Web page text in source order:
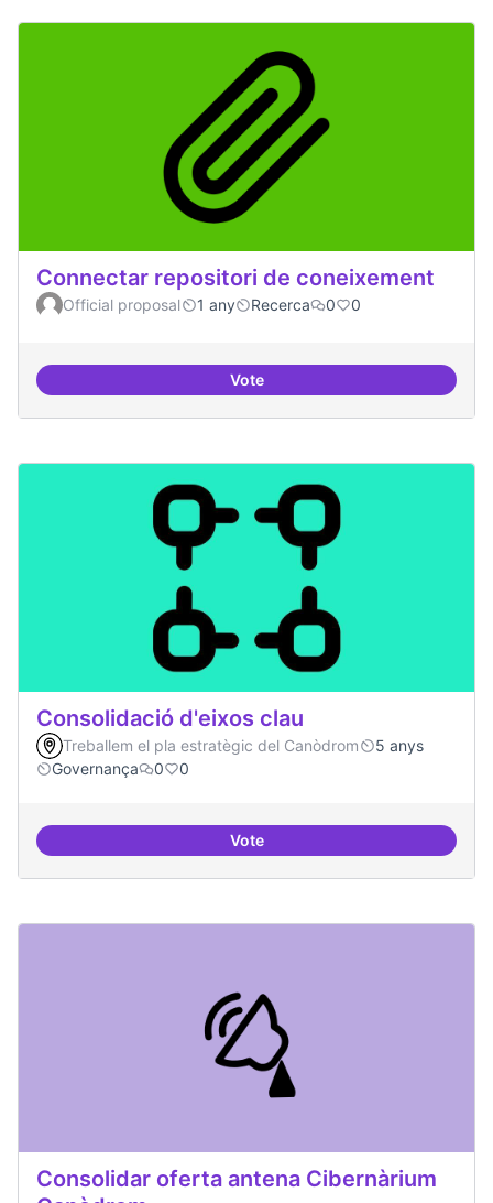
Connectar repositori de coneixement
Official proposal 1 any Recerca 0 0
VoteConnectar repositori de
Consolidació d'eixos clau
Treballem el pla estratègic del Canòdrom
5 anys
Governança
0 0
VoteConsolidació d'eixos clau
Consolidar oferta antena Cibernàrium